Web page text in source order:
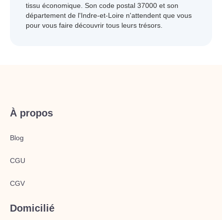
tissu économique. Son code postal 37000 et son
département de l'Indre-et-Loire n'attendent que vous
pour vous faire découvrir tous leurs trésors.
À propos
Blog
CGU
CGV
Domicilié